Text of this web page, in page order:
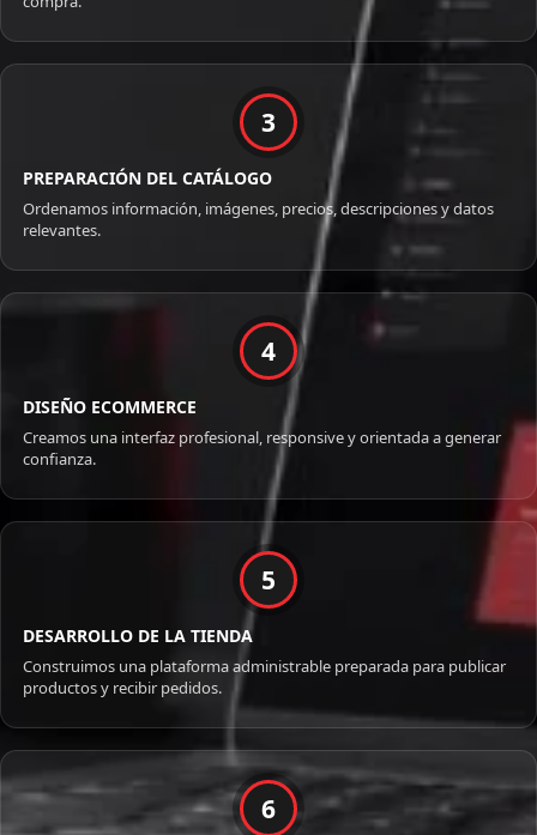
3
PREPARACIÓN DEL CATÁLOGO
Ordenamos información, imágenes, precios, descripciones y datos
relevantes.
4
DISEÑO ECOMMERCE
Creamos una interfaz profesional, responsive y orientada a generar
confianza.
5
DESARROLLO DE LA TIENDA
Construimos una plataforma administrable preparada para publicar
productos y recibir pedidos.
6